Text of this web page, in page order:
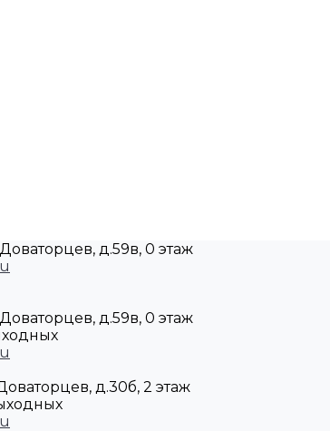
д.59в, 0 этаж
д.59в, 0 этаж
д.30б, 2 этаж